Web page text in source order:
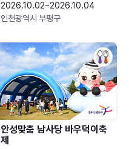
2026.10.02~2026.10.04
인천광역시 부평구
안성맞춤 남사당 바우덕이축
제